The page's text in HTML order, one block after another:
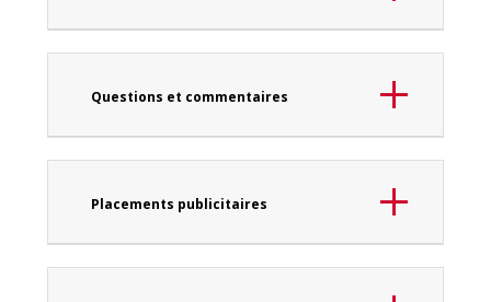
Questions et commentaires
Placements publicitaires